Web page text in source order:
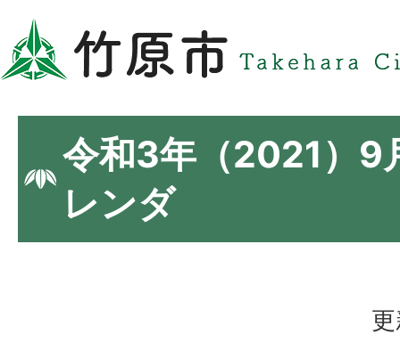
令和3年（2021）9
レンダ